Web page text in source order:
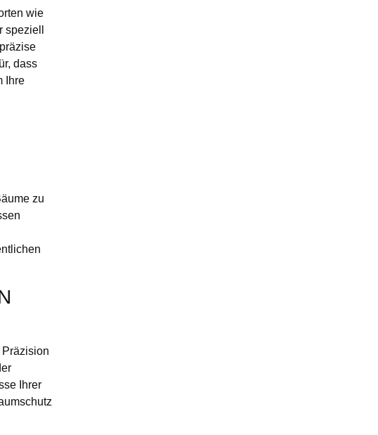
wie
dass
Ihre
zu
Ihrer